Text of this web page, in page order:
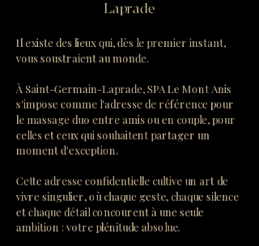
Laprade
Il existe des lieux qui, dès le premier instant,
vous soustraient au monde.
À Saint-Germain-Laprade, SPA Le Mont Anis
s'impose comme l'adresse de référence pour
le massage duo entre amis ou en couple, pour
celles et ceux qui souhaitent partager un
moment d'exception.
Cette adresse confidentielle cultive un art de
vivre singulier, où chaque geste, chaque silence
et chaque détail concourent à une seule
ambition : votre plénitude absolue.